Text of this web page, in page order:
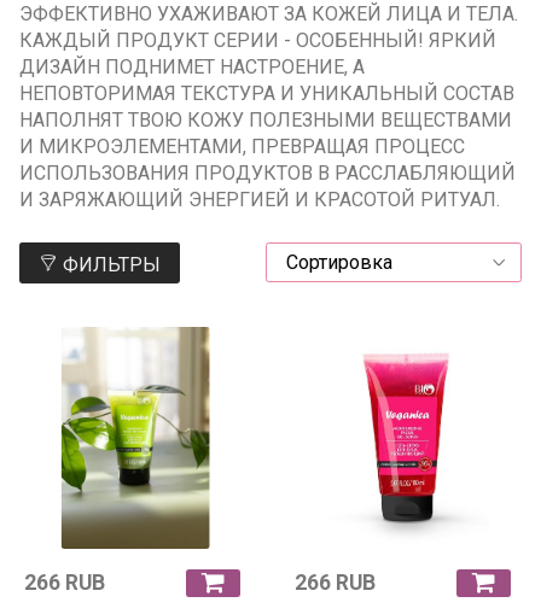
ЭФФЕКТИВНО УХАЖИВАЮТ ЗА КОЖЕЙ ЛИЦА И ТЕЛА.
КАЖДЫЙ ПРОДУКТ СЕРИИ - ОСОБЕННЫЙ! ЯРКИЙ
ДИЗАЙН ПОДНИМЕТ НАСТРОЕНИЕ, А
НЕПОВТОРИМАЯ ТЕКСТУРА И УНИКАЛЬНЫЙ СОСТАВ
НАПОЛНЯТ ТВОЮ КОЖУ ПОЛЕЗНЫМИ ВЕЩЕСТВАМИ
И МИКРОЭЛЕМЕНТАМИ, ПРЕВРАЩАЯ ПРОЦЕСС
ИСПОЛЬЗОВАНИЯ ПРОДУКТОВ В РАССЛАБЛЯЮЩИЙ
И ЗАРЯЖАЮЩИЙ ЭНЕРГИЕЙ И КРАСОТОЙ РИТУАЛ.
ФИЛЬТРЫ
266 RUB 266 RUB